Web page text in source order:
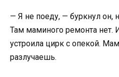
— Я не поеду, — буркнул он,
Там маминого ремонта нет.
устроила цирк с опекой.
разлучаешь.